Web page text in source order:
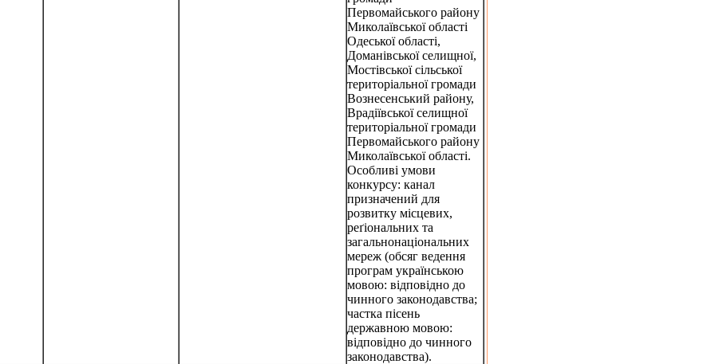
Первомайського району
Миколаївської області
Одеської області,
Доманівської селищної,
Мостівської сільської
територіальної громади
Вознесенський району,
Врадіївської селищної
територіальної громади
Первомайського району
Миколаївської області.
Особливі умови
конкурсу: канал
призначений для
розвитку місцевих,
реґіональних та
загальнонаціональних
мереж (обсяг ведення
програм українською
мовою: відповідно до
чинного законодавства;
частка пісень
державною мовою:
відповідно до чинного
законодавства).